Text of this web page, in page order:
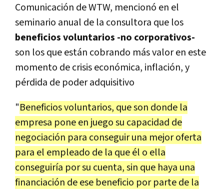
Comunicación de WTW, mencionó en el
seminario anual de la consultora que los
beneficios voluntarios -no corporativos-
son los que están cobrando más valor en este
momento de crisis económica, inflación, y
pérdida de poder adquisitivo
"Beneficios voluntarios, que son donde la
empresa pone en juego su capacidad de
negociación para conseguir una mejor oferta
para el empleado de la que él o ella
conseguiría por su cuenta, sin que haya una
financiación de ese beneficio por parte de la